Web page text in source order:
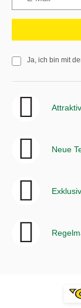
Ja, ich bin mit
Neue